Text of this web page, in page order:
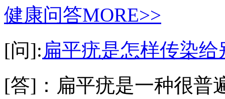
健康问答MORE>>
[问]:扁平疣是怎样传染给
[答]：扁平疣是一种很普